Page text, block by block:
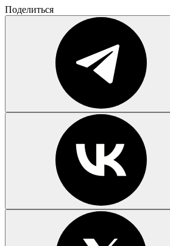
Поделиться